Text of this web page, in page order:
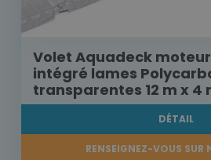
Volet Aquadeck
intégré lames
transparentes 12 m x 4
DÉTAIL
RENSEIGNEZ-VOUS SUR